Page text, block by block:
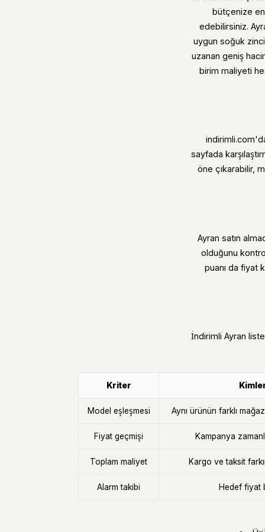
bütçenize en
edebilirsiniz.
uygun soğuk
uzanan geniş
birim maliyeti
sayfada
öne çıkarabilir,
Ayran satın
olduğunu
puanı da fiyat
İndirimli Ayran
Kriter
Model eşleşmesi Aynı ürünün farklı
Fiyat geçmişi Kampanya
Toplam maliyet Kargo ve taksit
Alarm takibi Hedef fiyat